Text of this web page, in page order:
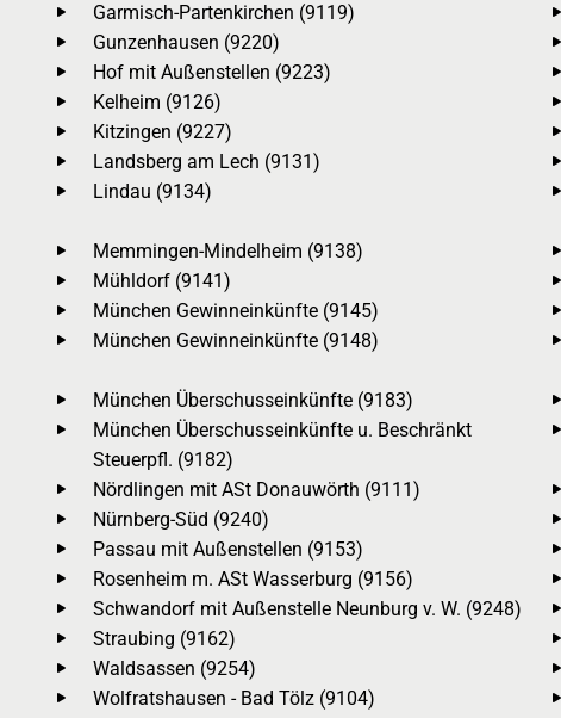
Garmisch-Partenkirchen (9119)
Gunzenhausen (9220)
Hof mit Außenstellen (9223)
Kelheim (9126)
Kitzingen (9227)
Landsberg am Lech (9131)
Lindau (9134)
Memmingen-Mindelheim (9138)
Mühldorf (9141)
München Gewinneinkünfte (9145)
München Gewinneinkünfte (9148)
München Überschusseinkünfte (9183)
München Überschusseinkünfte u. Beschränkt
Steuerpfl. (9182)
Nördlingen mit ASt Donauwörth (9111)
Nürnberg-Süd (9240)
Passau mit Außenstellen (9153)
Rosenheim m. ASt Wasserburg (9156)
Schwandorf mit Außenstelle Neunburg v. W. (9248)
Straubing (9162)
Waldsassen (9254)
Wolfratshausen - Bad Tölz (9104)